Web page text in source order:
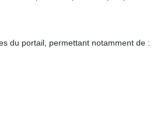
du portail, permettant notamment de :